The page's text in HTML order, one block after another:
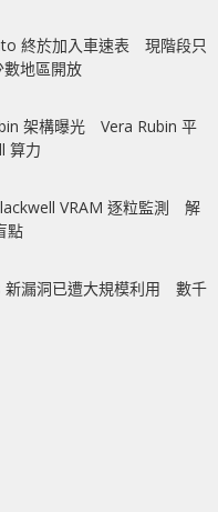
終於加入車速表 現階段只
地區開放
架構曝光 Vera Rubin 平
算力
VRAM 逐粒監測 解
點
新漏洞已遭大規模利用 數千